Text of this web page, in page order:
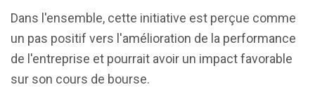
Dans l'ensemble, cette initiative est perçue comme
un pas positif vers l'amélioration de la performance
de l'entreprise et pourrait avoir un impact favorable
sur son cours de bourse.